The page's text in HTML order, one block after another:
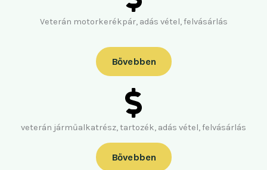
Veterán motorkerékpár, adás vétel, felvásárlás
Bővebben
veterán járműalkatrész, tartozék, adás vétel, felvásárlás
Bővebben